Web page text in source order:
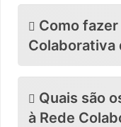
Como
Colaborativa
Quais são
à Rede